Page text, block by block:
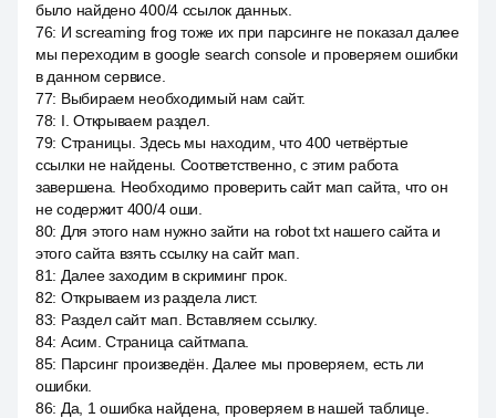
было найдено 400/4 ссылок данных.
76: И screaming frog тоже их при парсинге не показал далее
мы переходим в google search console и проверяем ошибки
в данном сервисе.
77: Выбираем необходимый нам сайт.
78: I. Открываем раздел.
79: Страницы. Здесь мы находим, что 400 четвёртые
ссылки не найдены. Соответственно, с этим работа
завершена. Необходимо проверить сайт мап сайта, что он
не содержит 400/4 оши.
80: Для этого нам нужно зайти на robot txt нашего сайта и
этого сайта взять ссылку на сайт мап.
81: Далее заходим в скриминг прок.
82: Открываем из раздела лист.
83: Раздел сайт мап. Вставляем ссылку.
84: Асим. Страница сайтмапа.
85: Парсинг произведён. Далее мы проверяем, есть ли
ошибки.
86: Да, 1 ошибка найдена, проверяем в нашей таблице.